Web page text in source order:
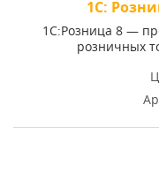
1С:
1С:Розница 8 —
розничных